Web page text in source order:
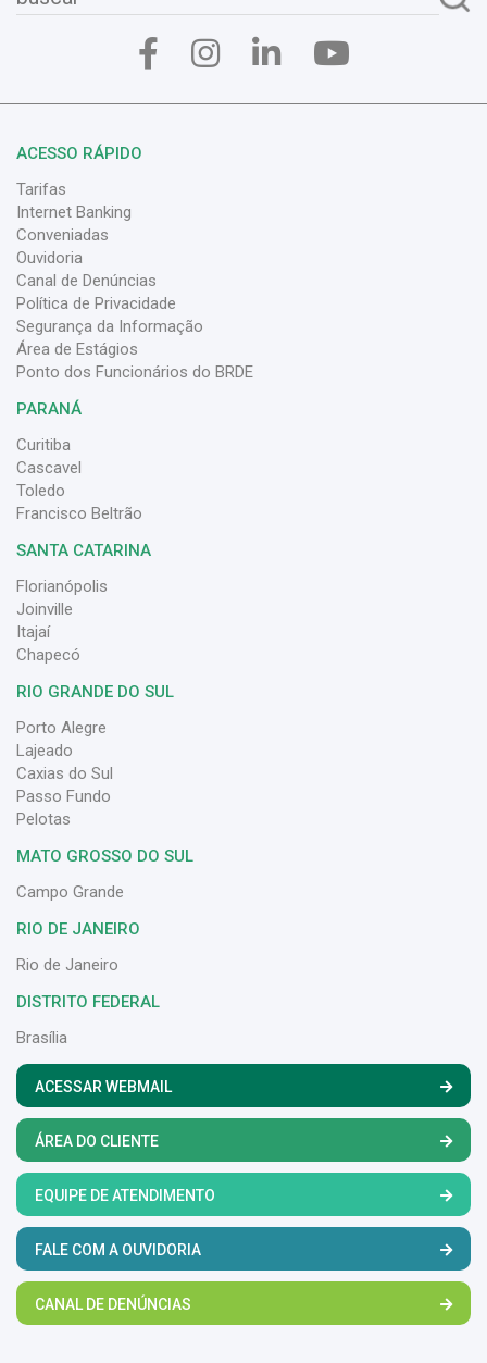
ACESSO RÁPIDO
Tarifas
Internet Banking
Conveniadas
Ouvidoria
Canal de Denúncias
Política de Privacidade
Segurança da Informação
Área de Estágios
Ponto dos Funcionários do BRDE
PARANÁ
Curitiba
Cascavel
Toledo
Francisco Beltrão
SANTA CATARINA
Florianópolis
Joinville
Itajaí
Chapecó
RIO GRANDE DO SUL
Porto Alegre
Lajeado
Caxias do Sul
Passo Fundo
Pelotas
MATO GROSSO DO SUL
Campo Grande
RIO DE JANEIRO
Rio de Janeiro
DISTRITO FEDERAL
Brasília
ACESSAR WEBMAIL
ÁREA DO CLIENTE
EQUIPE DE ATENDIMENTO
FALE COM A OUVIDORIA
CANAL DE DENÚNCIAS